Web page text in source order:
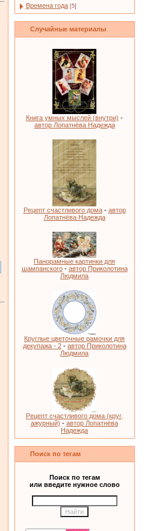
Времена года [5]
Случайные материалы
Книга умных мыслей (внутри) -
автор Лопатнёва Надежда
Рецепт счастливого дома- автор
Лопатнёва Надежда
Панорамные картинки для
шампанского- автор Приколотина
Людмила
Круглые цветочные рамочки для
декупажа - 2- автор Приколотина
Людмила
Рецепт счастливого дома (круг,
ажурный) - автор Лопатнёва
Надежда
Поиск по тегам
Поиск по тегам
или введите нужное слово